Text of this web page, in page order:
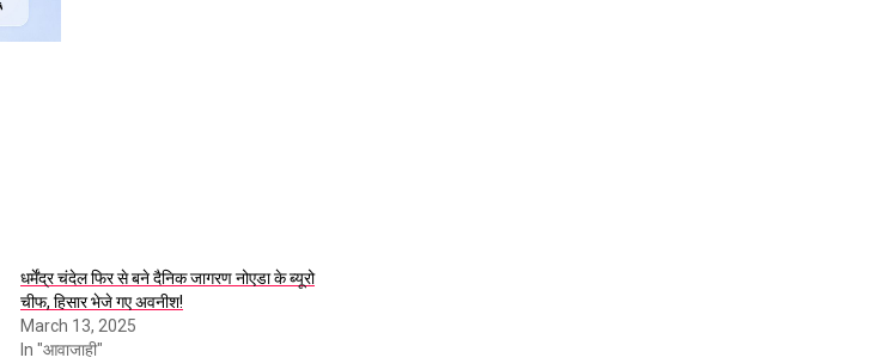
धर्मेंद्र चंदेल फिर से बने दैनिक जागरण नोएडा के ब्यूरो
चीफ, हिसार भेजे गए अवनीश!
March 13, 2025
In "आवाजाही"